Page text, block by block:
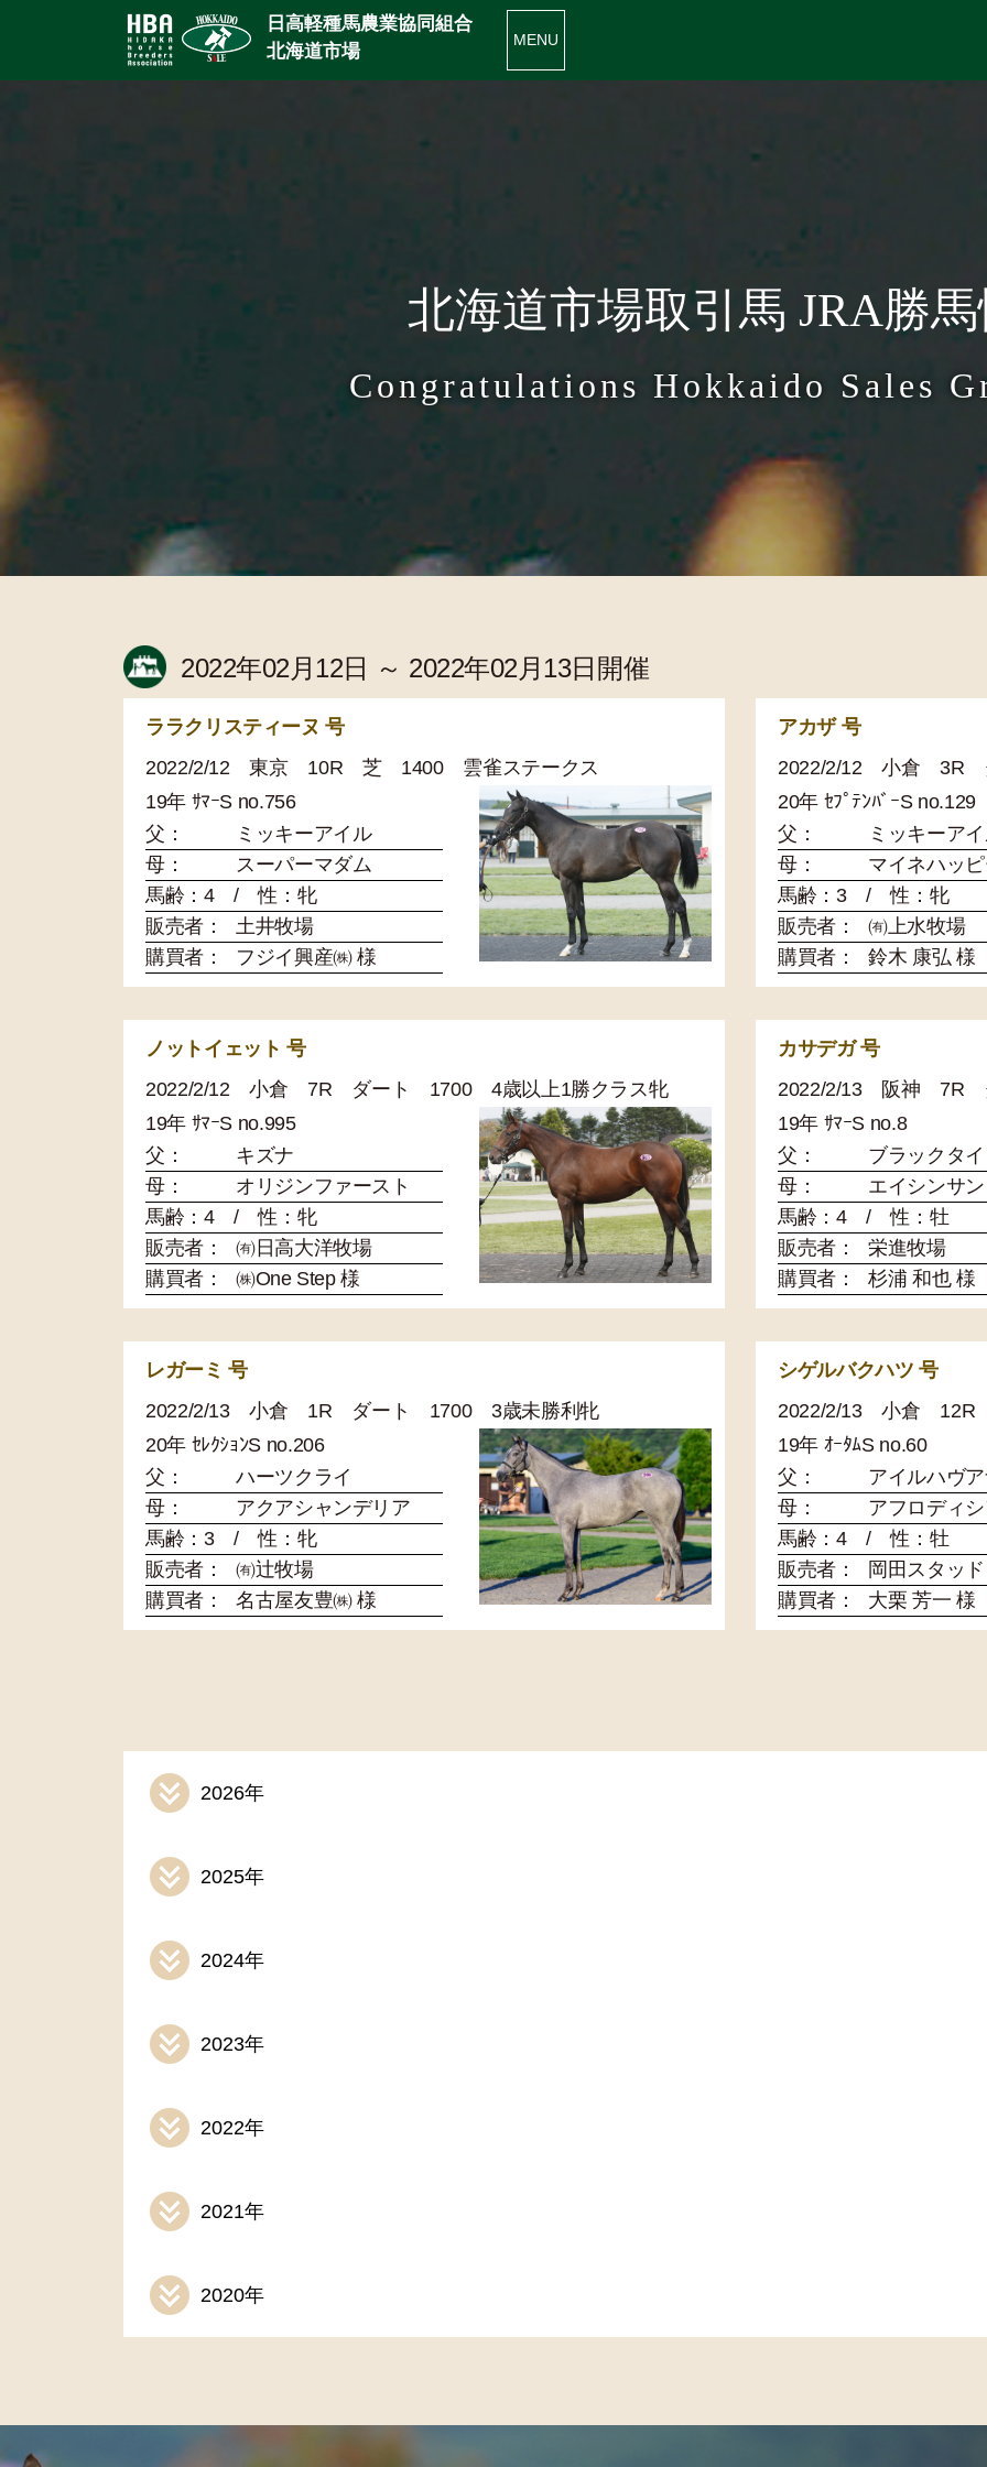
日高軽種馬農業協同組合
北海道市場
MENU
北海道市場取引馬 JRA勝
Congratulations Hokkaido Sales
2022年02月12日 ～ 2022年02月13日開催
ララクリスティーヌ 号
2022/2/12 東京 10R 芝 1400 雲雀ステークス
19年 ｻﾏｰS no.756
父：
ミッキーアイル
母：
スーパーマダム
馬齢：4 / 性：牝
販売者：
土井牧場
購買者：
フジイ興産㈱ 様
アカザ 号
2022/2/12 小倉 3R
20年 ｾﾌﾟﾃﾝﾊﾞｰS no.129
父：
ミッキーア
母：
マイネハッ
馬齢：3 / 性：牝
販売者：
㈲上水牧場
購買者：
鈴木 康弘 様
ノットイェット 号
2022/2/12 小倉 7R ダート 1700 4歳以上1勝クラス牝
19年 ｻﾏｰS no.995
父：
キズナ
母：
オリジンファースト
馬齢：4 / 性：牝
販売者：
㈲日高大洋牧場
購買者：
㈱One Step 様
カサデガ 号
2022/2/13 阪神 7R
19年 ｻﾏｰS no.8
父：
ブラックタ
母：
エイシンサ
馬齢：4 / 性：牡
販売者：
栄進牧場
購買者：
杉浦 和也 様
レガーミ 号
2022/2/13 小倉 1R ダート 1700 3歳未勝利牝
20年 ｾﾚｸｼｮﾝS no.206
父：
ハーツクライ
母：
アクアシャンデリア
馬齢：3 / 性：牝
販売者：
㈲辻牧場
購買者：
名古屋友豊㈱ 様
シゲルバクハツ 号
2022/2/13 小倉 12R
19年 ｵｰﾀﾑS no.60
父：
アイルハヴ
母：
アフロディ
馬齢：4 / 性：牡
販売者：
岡田スタッド
購買者：
大栗 芳一 様
2026年
2025年
2024年
2023年
2022年
2021年
2020年